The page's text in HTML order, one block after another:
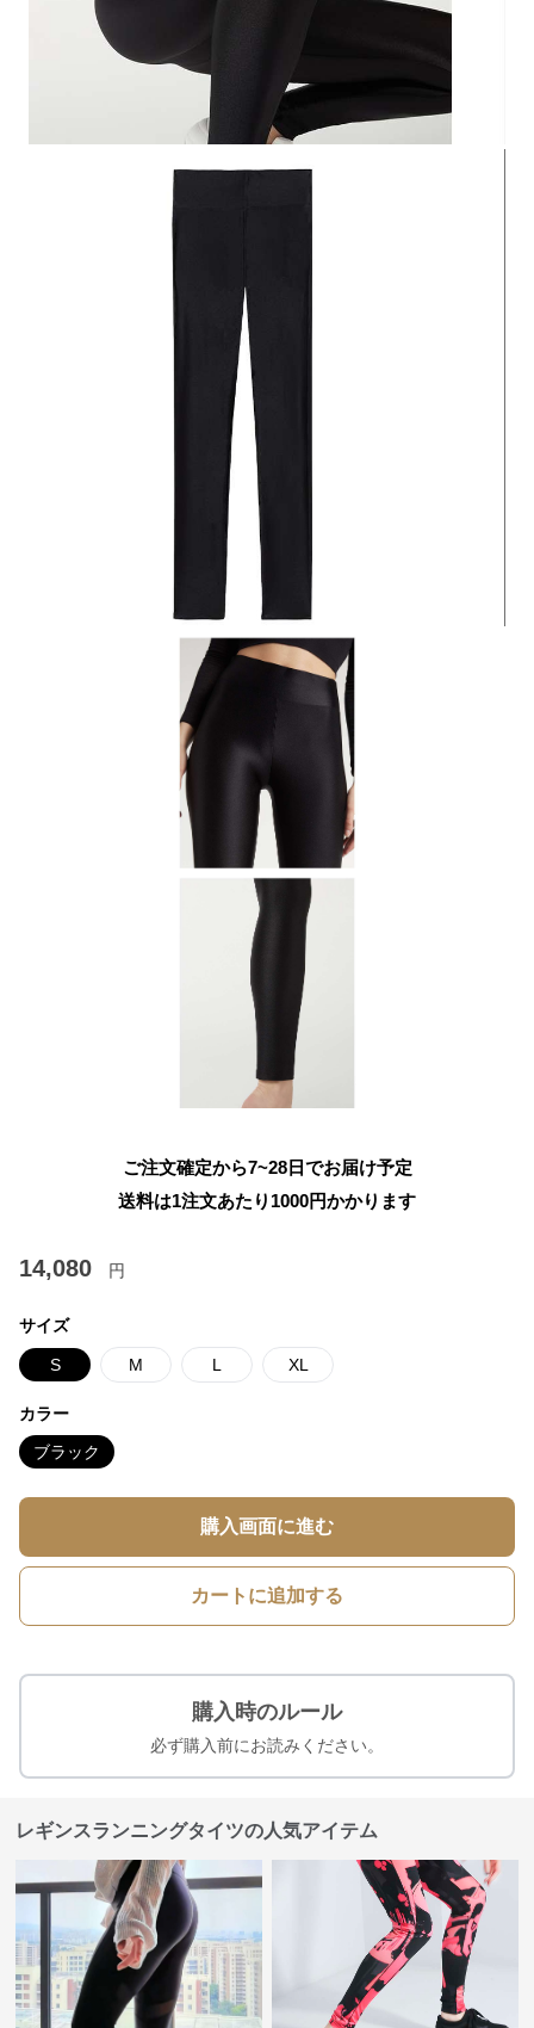
ご注文確定から7~28日でお届け予定
送料は1注文あたり 1000円かかります
14,080 円
サイズ
S M L XL
カラー
ブラック
購入画面に進む
カートに追加する
購入時のルール
必ず購入前にお読みください。
レギンスランニングタイツの人気アイテム